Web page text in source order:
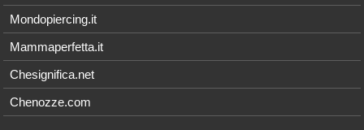
Mondopiercing.it
Mammaperfetta.it
Chesignifica.net
Chenozze.com